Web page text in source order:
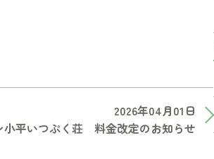
2026年04月01日
小平いつぷく荘 料金改定のお知らせ